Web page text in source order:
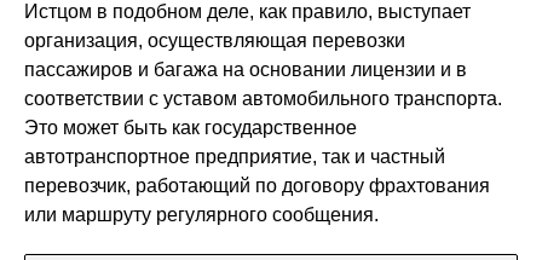
Истцом в подобном деле, как правило, выступает
организация, осуществляющая перевозки
пассажиров и багажа на основании лицензии и в
соответствии с уставом автомобильного транспорта.
Это может быть как государственное
автотранспортное предприятие, так и частный
перевозчик, работающий по договору фрахтования
или маршруту регулярного сообщения.